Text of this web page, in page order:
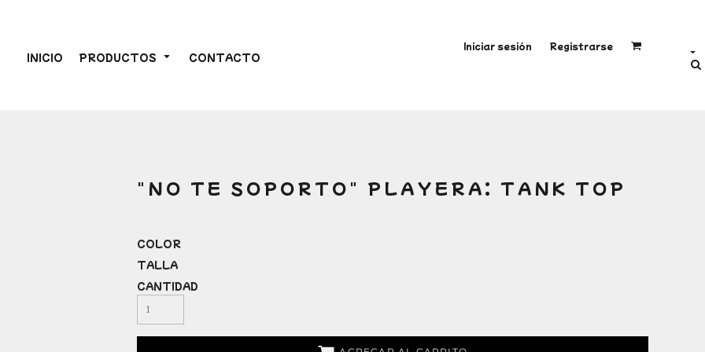
INICIO PRODUCTOS CONTACTO
Iniciar sesión Registrarse
"NO TE SOPORTO" PLAYERA: TANK TOP
COLOR
TALLA
CANTIDAD